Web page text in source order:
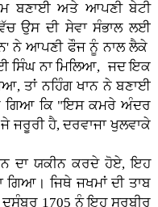
ਬਣਾਈ ਅਤੇ ਆਪਣੀ ਬੇਟੀ
ਉਸ ਦੀ ਸੇਵਾ ਸੰਭਾਲ ਲਈ
ਨੇ ਆਪਣੀ ਫੌਜ ਨੂੰ ਨਾਲ ਲੈਕੇ
ਸਿੰਘ ਨਾ ਮਿਲਿਆ, ਜਦ ਇਕ
ਤਾਂ ਨਹਿੰਗ ਖਾਨ ਨੇ ਬਣਾਈ
ਗਿਆ ਕਿ "ਇਸ ਕਮਰੇ ਅੰਦਰ
ਜਰੂਰੀ ਹੈ, ਦਰਵਾਜਾ ਖੁਲਵਾਕੇ
ਦਾ ਯਕੀਨ ਕਰਦੇ ਹੋਏ, ਇਹ
ਗਿਆ। ਜਿਥੇ ਜਖਮਾਂ ਦੀ ਤਾਬ
ਦਸੰਬਰ 1705 ਨੂੰ ਇਹ ਸੂਰਬੀਰ